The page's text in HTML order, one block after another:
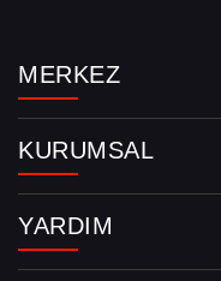
MERKEZ
KURUMSAL
YARDIM